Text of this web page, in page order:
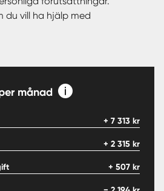
du vill ha hjälp med
månad
+ 7 313 kr
+ 2 315 kr
+ 507 kr